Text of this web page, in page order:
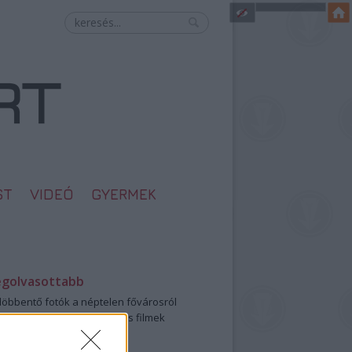
VIDEÓ GYERMEK
fotók a néptelen fővárosról
ezek a legjobb szerelmes filmek
legütősebb drogos film
a meztelen hősnők